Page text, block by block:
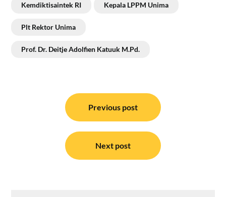
Kemdiktisaintek RI Kepala LPPM Unima
Plt Rektor Unima
Prof. Dr. Deitje Adolfien Katuuk M.Pd.
Previous post
Next post